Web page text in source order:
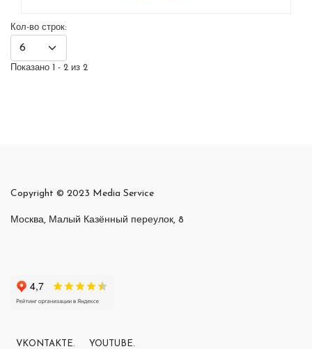
Кол-во строк:
Показано 1 - 2 из 2
Copyright © 2023 Media Service
Москва, Малый Казённый переулок, 8
VKONTAKTE. YOUTUBE.